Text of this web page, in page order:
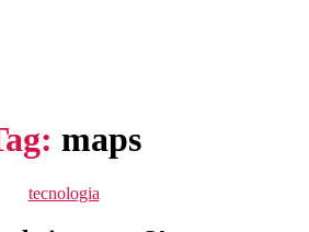
maps
Categorie
tecnologia